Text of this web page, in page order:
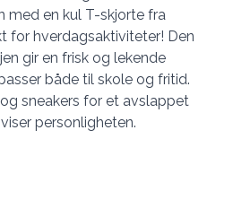
med en kul T-skjorte fra
for hverdagsaktiviteter! Den
gir en frisk og lekende
både til skole og fritid.
sneakers for et avslappet
personligheten.